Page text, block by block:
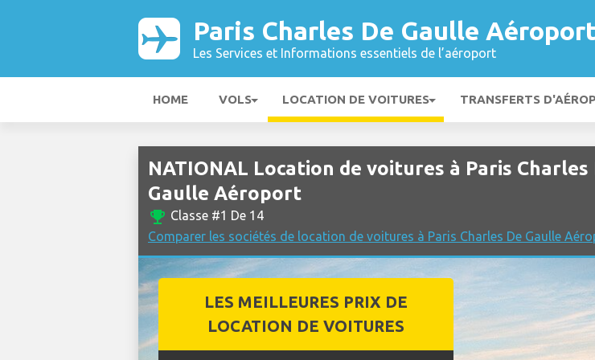
Paris Charles De Gaulle Aéroport
Les Services et Informations essentiels de l’aéroport
HOME VOLS LOCATION DE VOITURES TRANSFERTS
NATIONAL Location de voitures à Paris Charles
Gaulle Aéroport
emoji_events Classe #1 De 14
Comparer les sociétés de location de voitures à Paris Charles De Gaulle
LES MEILLEURES PRIX DE
LOCATION DE VOITURES